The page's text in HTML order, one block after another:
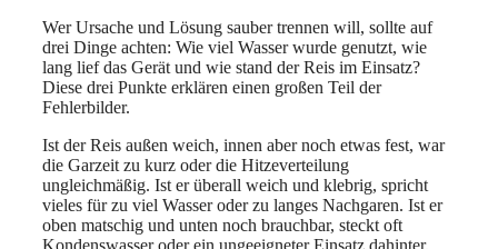
Wer Ursache und Lösung sauber trennen will, sollte auf
drei Dinge achten: Wie viel Wasser wurde genutzt, wie
lang lief das Gerät und wie stand der Reis im Einsatz?
Diese drei Punkte erklären einen großen Teil der
Fehlerbilder.
Ist der Reis außen weich, innen aber noch etwas fest, war
die Garzeit zu kurz oder die Hitzeverteilung
ungleichmäßig. Ist er überall weich und klebrig, spricht
vieles für zu viel Wasser oder zu langes Nachgaren. Ist er
oben matschig und unten noch brauchbar, steckt oft